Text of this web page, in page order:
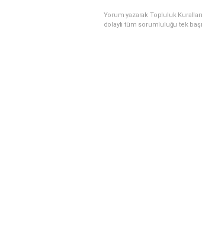
Yorum yazarak Topluluk
dolaylı tüm sorumluluğu tek